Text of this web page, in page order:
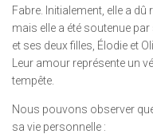
Fabre. Initialement, elle a
mais elle a été soutenue
et ses deux filles, Élodie et
Leur amour représente un
tempête.
Nous pouvons observer
sa vie personnelle :